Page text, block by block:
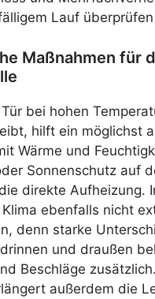
Lauf
Maßnahmen für
bei hohen
hilft ein möglichst
Wärme und
Sonnenschutz auf
direkte Aufheizung.
ebenfalls nicht
denn starke
und draußen
Beschläge
außerdem die